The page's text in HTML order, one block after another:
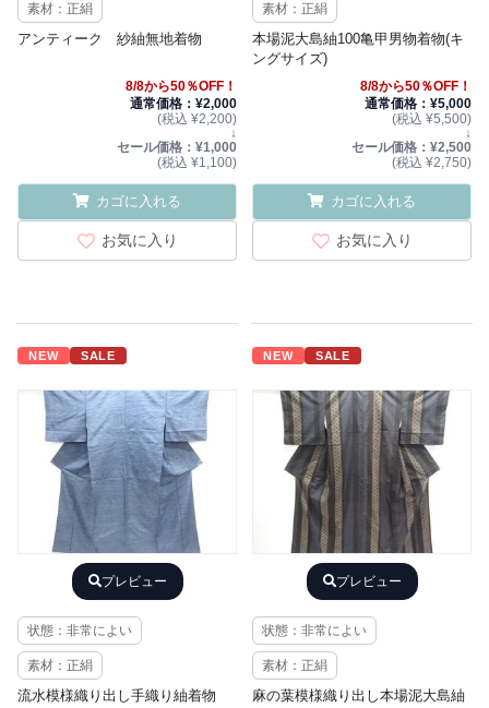
素材：正絹
アンティーク 紗紬無地着物
8/8から50％OFF！
通常価格：¥2,000
(税込 ¥2,200)
↓
セール価格：¥1,000
(税込 ¥1,100)
カゴに入れる
お気に入り
素材：正絹
本場泥大島紬100亀甲男物着物(キ
ングサイズ)
8/8から50％OFF！
通常価格：¥5,000
(税込 ¥5,500)
↓
セール価格：¥2,500
(税込 ¥2,750)
カゴに入れる
お気に入り
NEW SALE
プレビュー
状態：非常によい
素材：正絹
流水模様織り出し手織り紬着物
NEW SALE
プレビュー
状態：非常によい
素材：正絹
麻の葉模様織り出し本場泥大島紬